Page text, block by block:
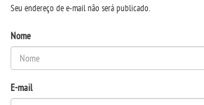
PORTAL DE PROFESSORES/ACADÊMICO
Seu endereço de e-mail não será publicado.
Nome
E-mail